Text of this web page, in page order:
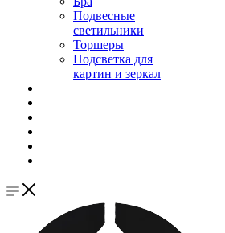
Подвесные
светильники
Торшеры
Подсветка для
картин и зеркал